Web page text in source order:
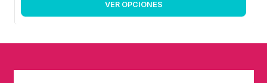
VER OPCIONES